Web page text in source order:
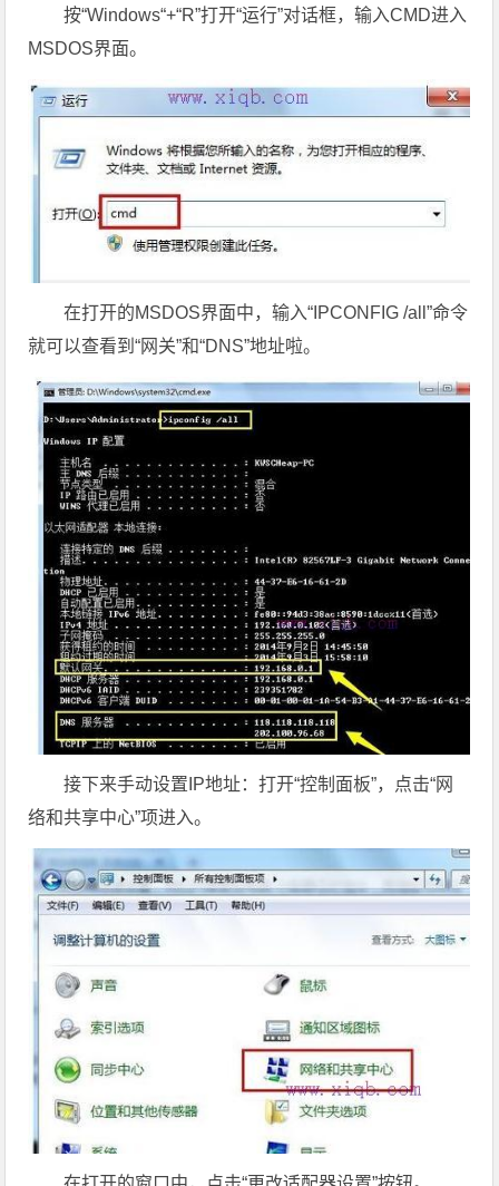
按“Windows“+“R”打开“运行”对话框，输入CMD进入
MSDOS界面。
在打开的MSDOS界面中，输入“IPCONFIG /all”命令
就可以查看到“网关”和“DNS”地址啦。
接下来手动设置IP地址：打开“控制面板”，点击“网
络和共享中心”项进入。